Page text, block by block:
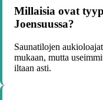
Millaisia ovat
Joensuussa?
Saunatilojen
mukaan, mutta
iltaan asti.